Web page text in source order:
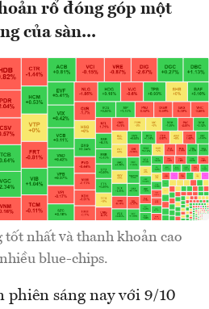
rổ đóng góp một
của sàn...
tốt nhất và thanh khoản cao
blue-chips.
sáng nay với 9/10